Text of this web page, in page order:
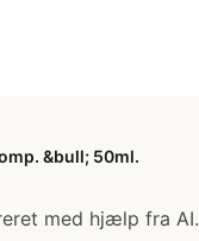
&bull; 50ml.
med hjælp fra AI.